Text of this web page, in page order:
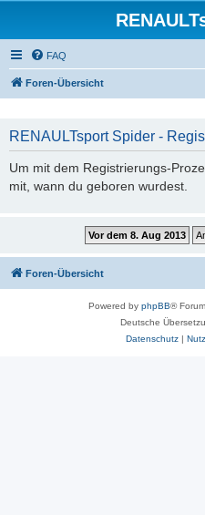
FAQ
Foren-Übersicht
RENAULTsport Spider -
Um mit dem Registrierungs-
mit, wann du geboren wurdest.
Foren-Übersicht
Powered by phpBB®
Deutsche
Datenschutz|